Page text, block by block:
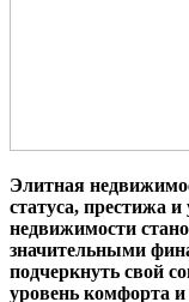
Элитная
статуса, престижа
недвижимости
значительными
подчеркнуть свой
уровень комфорта и